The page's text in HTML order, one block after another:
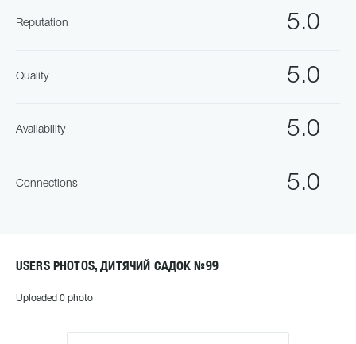
5.0
Reputation
5.0
Quality
5.0
Availability
5.0
Connections
USERS PHOTOS, ДИТЯЧИЙ САДОК №99
Uploaded 0 photo